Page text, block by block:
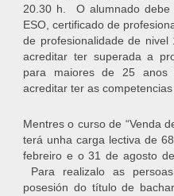
20.30 h. O alumnado
ESO, certificado de
de profesionalidade de
acreditar ter superada a
para maiores de 25
acreditar ter as competencias
Mentres o curso de “Venda
terá unha carga lectiva de
febreiro e o 31 de agosto
Para realizalo as
posesión do título de